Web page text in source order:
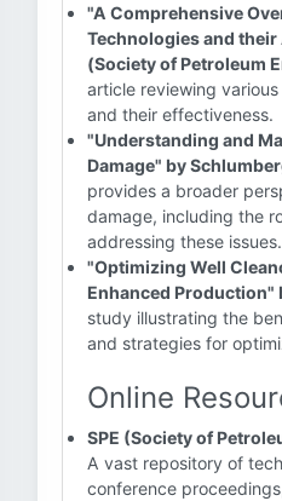
"A Comprehensive
Technologies and
(Society of Petroleum
article reviewing
and their effectiveness.
"Understanding and
Damage" by
provides a broader
damage, including the
addressing these issues.
"Optimizing Well
Enhanced Production"
study illustrating the
and strategies for
Online
SPE (Society of
A vast repository of
conference